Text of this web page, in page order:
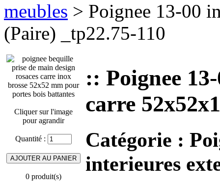
meubles > Poignee 13-00
(Paire) _tp22.75-110
Cliquer sur l'image
pour agrandir
Quantité :
0 produit(s)
:: Poignee
carre
Catégorie :
interieures